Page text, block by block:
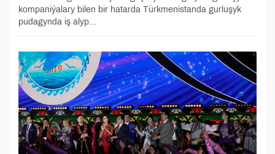
kompaniýalary bilen bir hatarda Türkmenistanda gurluşyk
pudagynda iş alyp...